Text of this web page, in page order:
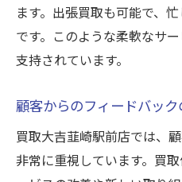
ます。出張買取も可能で、
です。このような柔軟なサ
支持されています。
顧客からのフィードバッ
買取大吉韮崎駅前店では、
非常に重視しています。買